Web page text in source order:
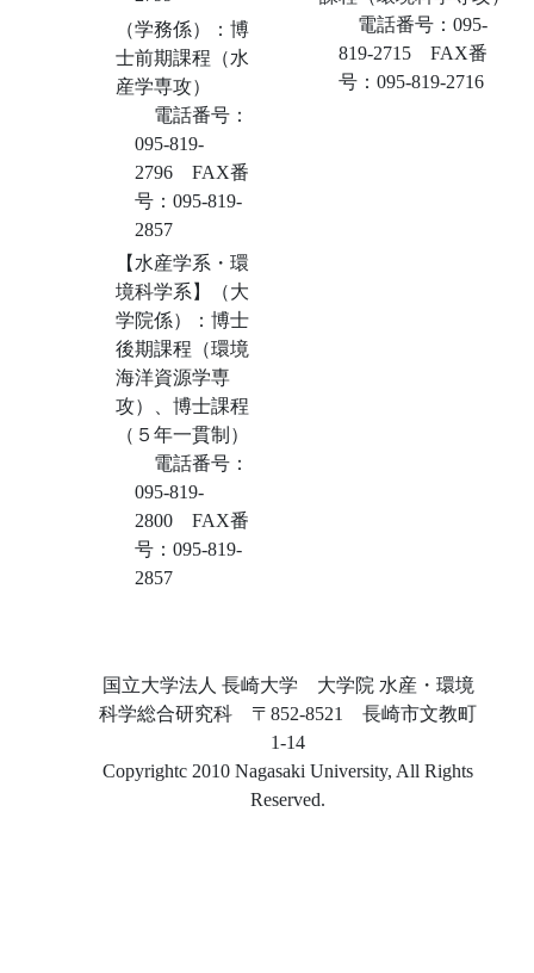
（学務係）：博
士前期課程（水
産学専攻）
電話番号：
095-819-
2796 FAX番
号：095-819-
2857
【水産学系・環
境科学系】（大
学院係）：博士
後期課程（環境
海洋資源学専
攻）、博士課程
（５年一貫制）
電話番号：
095-819-
2800 FAX番
号：095-819-
2857
電話番号：095-
819-2715 FAX番
号：095-819-2716
国立大学法人 長崎大学 大学院 水産・環境
科学総合研究科 〒852-8521 長崎市文教町
1-14
Copyrightc 2010 Nagasaki University, All Rights
Reserved.